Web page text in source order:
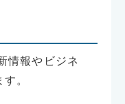
情報やビジネ
。